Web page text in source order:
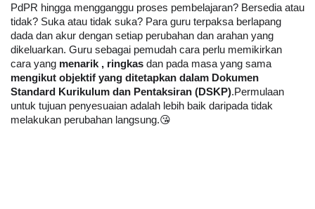
PdPR hingga mengganggu proses pembelajaran? Bersedia atau
tidak? Suka atau tidak suka? Para guru terpaksa berlapang
dada dan akur dengan setiap perubahan dan arahan yang
dikeluarkan. Guru sebagai pemudah cara perlu memikirkan
cara yang menarik , ringkas
mengikut objektif yang ditetapkan dalam Dokumen
Standard Kurikulum dan Pentaksiran (DSKP).Permulaan
untuk tujuan penyesuaian adalah lebih baik daripada tidak
melakukan perubahan langsung.😘